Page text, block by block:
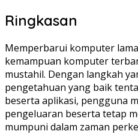
Ringkasan
Memperbarui komputer
kemampuan komputer
mustahil. Dengan langkah
pengetahuan yang baik
beserta aplikasi, pengguna
pengeluaran beserta tetap
mumpuni dalam zaman